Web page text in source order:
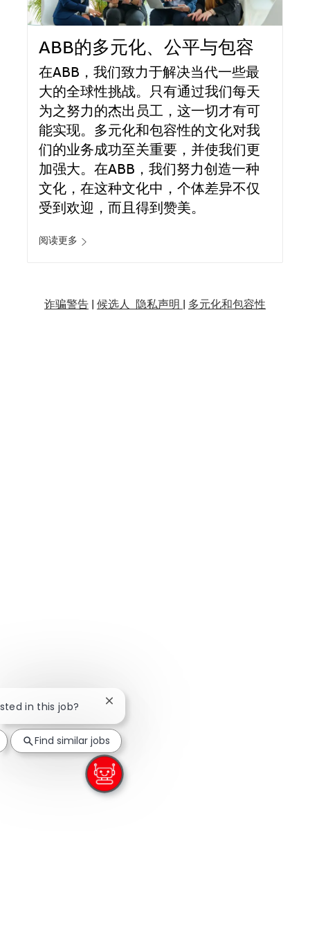
ABB的多元化、公平与包容
在ABB，我们致力于解决当代一些最
大的全球性挑战。只有通过我们每天
为之努力的杰出员工，这一切才有可
能实现。多元化和包容性的文化对我
们的业务成功至关重要，并使我们更
加强大。在ABB，我们努力创造一种
文化，在这种文化中，个体差异不仅
受到欢迎，而且得到赞美。
阅读更多
诈骗警告| 候选人 隐私声明 | 多元化和包容性
in this job? Close chatbot notification
Find similar jobs